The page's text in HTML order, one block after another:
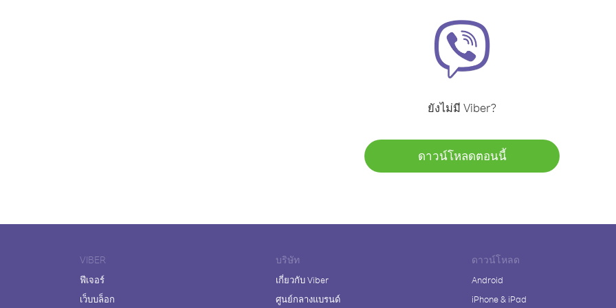
ยังไม่มี Viber?
ดาวน์โหลดตอนนี้
VIBER
ฟีเจอร์
เว็บบล็อก
บริษัท
เกี่ยวกับ Viber
ศูนย์กลางแบรนด์
ดาวน์โหลด
Android
iPhone & iPad